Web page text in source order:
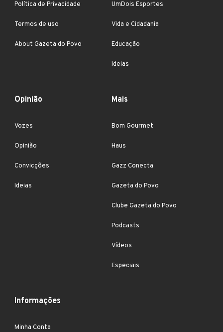
Política de Privacidade
Termos de uso
About Gazeta do Povo
UmDois Esportes
Vida e Cidadania
Educação
Ideias
Opinião
Vozes
Opinião
Convicções
Ideias
Mais
Bom Gourmet
Haus
Gazz Conecta
Gazeta do Povo
Clube Gazeta do Povo
Podcasts
Vídeos
Especiais
Informações
Minha Conta